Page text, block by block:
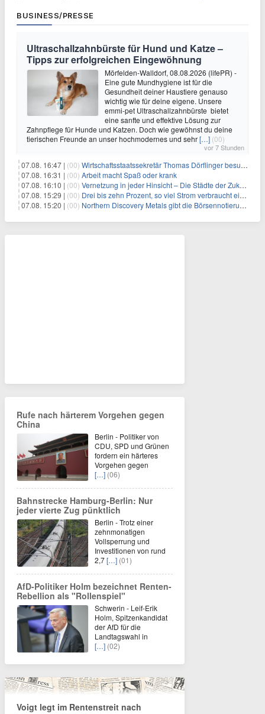
BUSINESS/PRESSE
Ultraschallzahnbürste für Hund und Katze –
Tipps zur erfolgreichen Eingewöhnung
Mörfelden-Walldorf, 08.08.2026 (lifePR) -
Eine gute Mundhygiene ist für die
Gesundheit deiner Haustiere genauso
wichtig wie für deine eigene. Unsere
emmi-pet Ultraschallzahnbürste bietet
eine sanfte und effektive Lösung zur
Zahnpflege für Hunde und Katzen. Doch wie gewöhnst du deine
tierischen Freunde an unser hochmodernes und sehr[…] (00)
vor 7 Stunden
07.08. 16:47 | (00) Wirtschaftsstaatssekretär Thomas Dörflinger besucht Handwerksbetrieb im Kammerbezirk Freiburg
07.08. 16:31 | (00) Arbeit macht Spaß oder krank
07.08. 16:10 | (00) Vernetzung in jeder Hinsicht – Die Städte der Zukunft sind grün-blau
07.08. 15:29 | (00) Drei bis zehn Prozent, so viel Strom verbraucht ein Aufzug im Gebäude
07.08. 15:20 | (00) Northern Discovery Metals gibt die Börsennotierung an der Frankfurter Wertpapierbörse bekannt
Rufe nach härterem Vorgehen gegen
China
Berlin - Politiker von
CDU, SPD und Grünen
fordern ein härteres
Vorgehen gegen
[…] (06)
Bahnstrecke Hamburg-Berlin: Nur
jeder vierte Zug pünktlich
Berlin - Trotz einer
zehnmonatigen
Vollsperrung und
Investitionen von rund
2,7[…] (01)
AfD-Politiker Holm bezeichnet Renten-
Rebellion als "Rollenspiel"
Schwerin - Leif-Erik
Holm, Spitzenkandidat
der AfD für die
Landtagswahl in
[…] (02)
Voigt legt im Rentenstreit nach